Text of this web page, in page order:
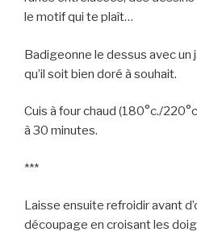
le motif qui te plaît…
Badigeonne le dessus avec un
qu’il soit bien doré à souhait.
Cuis à four chaud (180°c./
à 30 minutes.
***
Laisse ensuite refroidir avant
découpage en croisant les